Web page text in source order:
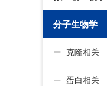
分子生物学
克隆相关
蛋白相关